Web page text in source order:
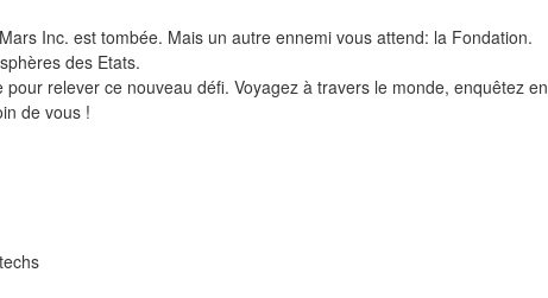
Inc. est tombée. Mais un autre ennemi vous attend: la Fondation.
des Etats.
relever ce nouveau défi. Voyagez à travers le monde, enquêtez en
de vous !